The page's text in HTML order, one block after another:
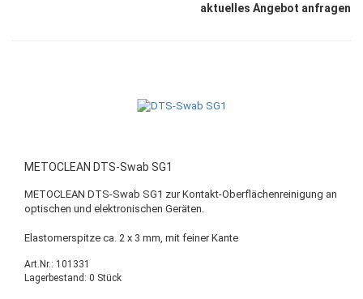
aktuelles Angebot anfragen
METOCLEAN DTS-Swab SG1
METOCLEAN DTS-Swab SG1 zur Kontakt-Oberflächenreinigung an
optischen und elektronischen Geräten.
Elastomerspitze ca. 2 x 3 mm, mit feiner Kante
Art.Nr.: 101331
Lagerbestand: 0 Stück